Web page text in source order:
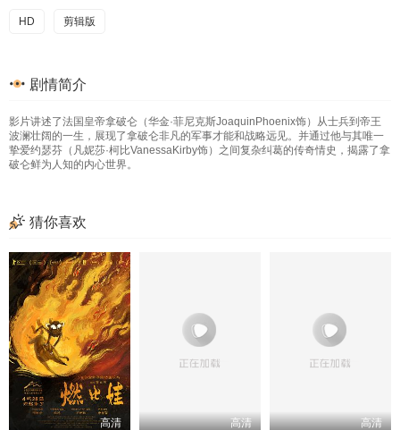
HD 剪辑版
剧情简介
影片讲述了法国皇帝拿破仑（华金·菲尼克斯JoaquinPhoenix饰）从士兵到帝王
波澜壮阔的一生，展现了拿破仑非凡的军事才能和战略远见。并通过他与其唯一
挚爱约瑟芬（凡妮莎·柯比VanessaKirby饰）之间复杂纠葛的传奇情史，揭露了拿
破仑鲜为人知的内心世界。
猜你喜欢
高清 高清 高清